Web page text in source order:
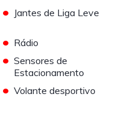
• Jantes de Liga Leve
• Rádio
• Sensores de
Estacionamento
• Volante desportivo